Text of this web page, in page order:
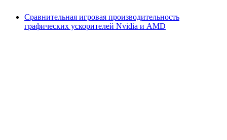
Сравнительная игровая производительность
графических ускорителей Nvidia и AMD